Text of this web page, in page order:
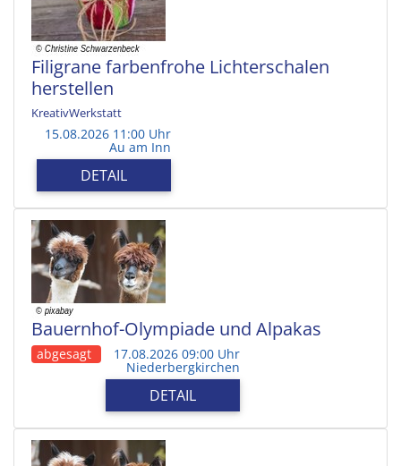
Filigrane farbenfrohe Lichterschalen
herstellen
KreativWerkstatt
15.08.2026 11:00 Uhr
Au am Inn
DETAIL
Bauernhof-Olympiade und Alpakas
abgesagt 17.08.2026 09:00 Uhr
Niederbergkirchen
DETAIL